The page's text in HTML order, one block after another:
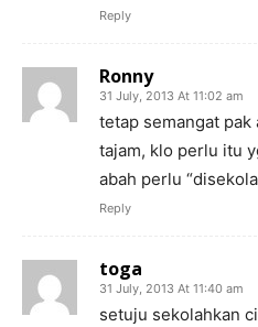
Reply
Ronny
31 July, 2013 At 11:02 am
tetap semangat pak
tajam, klo perlu itu
abah perlu
Reply
toga
31 July, 2013 At 11:40 am
setuju sekolahkan